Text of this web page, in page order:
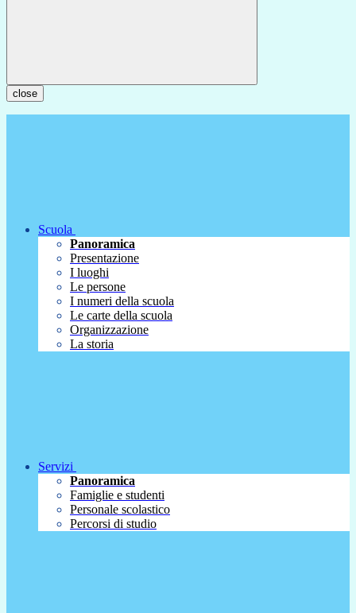
close
Scuola
Panoramica
Presentazione
I luoghi
Le persone
I numeri della scuola
Le carte della scuola
Organizzazione
La storia
Servizi
Panoramica
Famiglie e studenti
Personale scolastico
Percorsi di studio